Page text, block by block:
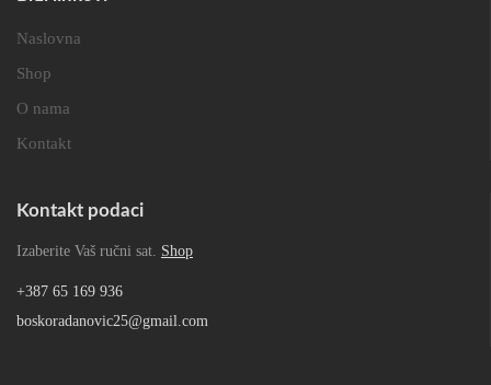
Naslovna
Shop
O nama
Kontakt
Kontakt podaci
Izaberite Vaš ručni sat. Shop
+387 65 169 936
boskoradanovic25@gmail.com